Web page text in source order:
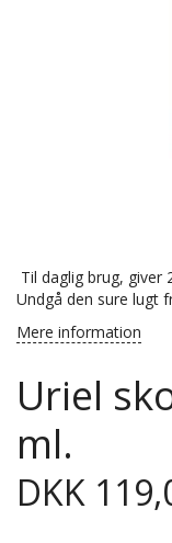
Til daglig brug, giver
Undgå den sure lugt
Mere information
Uriel
ml.
DKK